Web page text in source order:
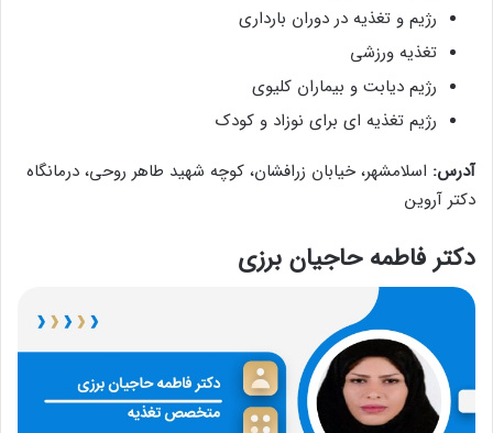
رژیم و تغذیه در دوران بارداری
تغذیه ورزشی
رژیم دیابت و بیماران کلیوی
رژیم تغذیه ای برای نوزاد و کودک
آدرس: اسلامشهر، خیابان زرافشان، کوچه شهید طاهر روحی، درمانگاه
دکتر آروین
دکتر فاطمه حاجیان برزی